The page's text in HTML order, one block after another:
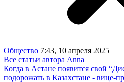
Общество 7:43, 10 апреля 2025
Все статьи автора Anna
Когда в Астане появится свой
подорожать в Казахстане - вице-